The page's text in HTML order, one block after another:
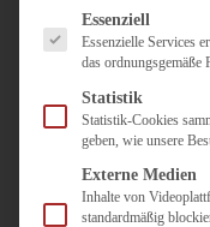
Pädagogik
Über uns
Kontakt
Es folgt eine Liste
Essenziell
Essenzielle Services
das ordnungsgemäße
Statistik
Statistik-Cookies
geben, wie unsere
Externe Medien
Inhalte von
standardmäßig